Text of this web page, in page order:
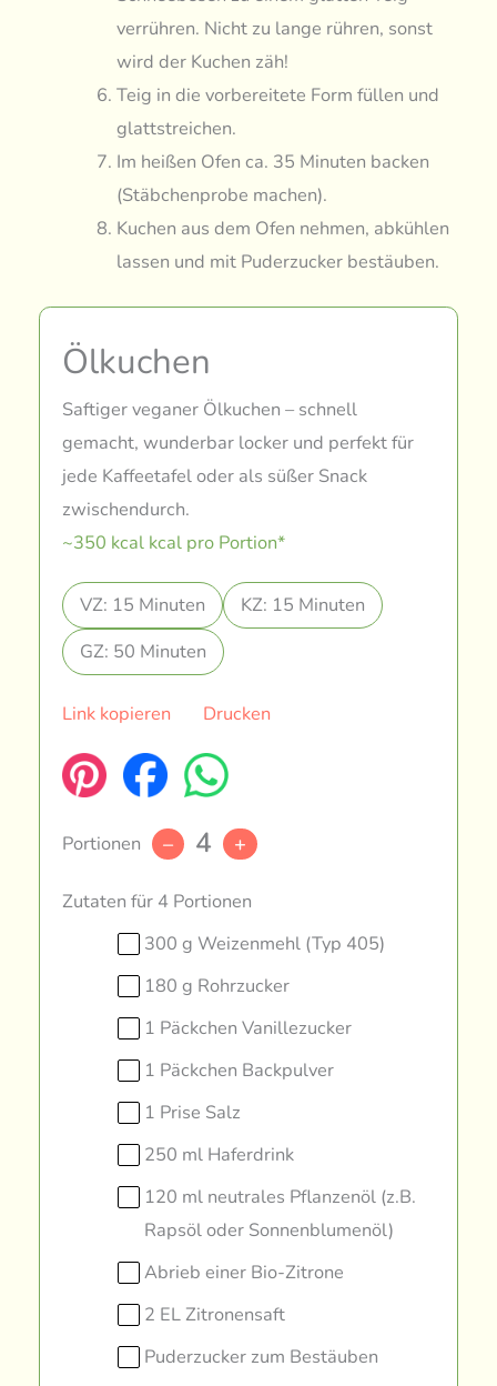
verrühren. Nicht zu lange rühren, sonst
wird der Kuchen zäh!
Teig in die vorbereitete Form füllen und
glattstreichen.
Im heißen Ofen ca. 35 Minuten backen
(Stäbchenprobe machen).
Kuchen aus dem Ofen nehmen, abkühlen
lassen und mit Puderzucker bestäuben.
Ölkuchen
Saftiger veganer Ölkuchen – schnell
gemacht, wunderbar locker und perfekt für
jede Kaffeetafel oder als süßer Snack
zwischendurch.
~350 kcal kcal pro Portion*
VZ: 15 Minuten
KZ: 15 Minuten
GZ: 50 Minuten
Link kopieren Drucken
Portionen – 4 +
Zutaten für 4 Portionen
300 g Weizenmehl (Typ 405)
180 g Rohrzucker
1 Päckchen Vanillezucker
1 Päckchen Backpulver
1 Prise Salz
250 ml Haferdrink
120 ml neutrales Pflanzenöl (z.B.
Rapsöl oder Sonnenblumenöl)
Abrieb einer Bio-Zitrone
2 EL Zitronensaft
Puderzucker zum Bestäuben